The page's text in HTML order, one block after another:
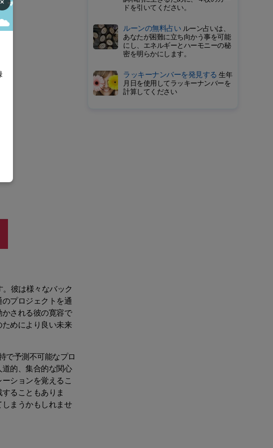
彼は様々なバック
プロジェクトを通
される彼の寛容で
めにより良い未来
で予測不可能なプロ
的、集合的な関心
ションを覚えるこ
ることもありま
まうかもしれませ
ドを引いてください。
ルーンの無料占いルーン占いは、
あなたが困難に立ち向かう事を可能
にし、エネルギーとハーモニーの秘
密を明らかにします。
ラッキーナンバーを発見する 生年
月日を使用してラッキーナンバーを
計算してください